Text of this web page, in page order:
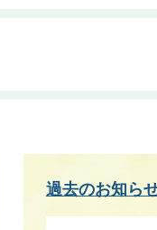
過去のお知ら